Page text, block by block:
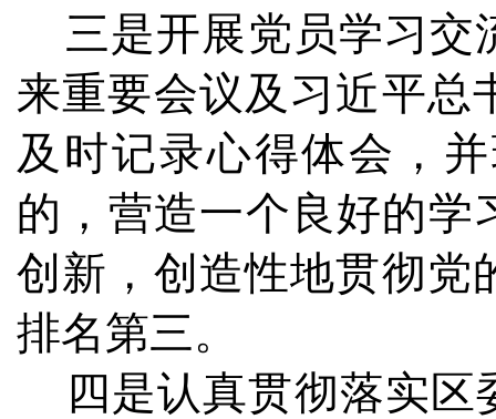
三是开展党员学习交
来重要会议及习近平总
及时记录心得体会，
的，营造一个良好的学
创新，创造性地贯彻党
排名第三。
四是认真贯彻落实区